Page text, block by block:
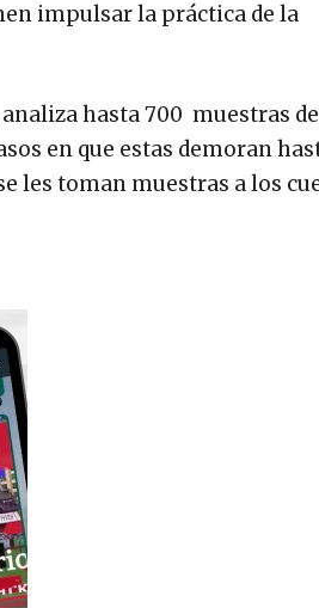
impulsar la práctica de la
hasta 700 muestras
en que estas demoran
les toman muestras a los